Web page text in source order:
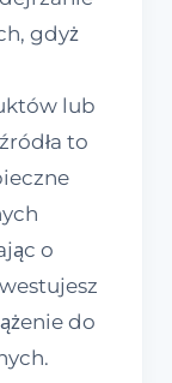
gdyż
lub
to
o
do